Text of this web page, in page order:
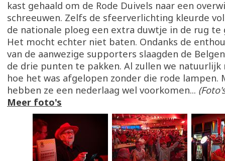
kast gehaald om de Rode Duivels naar een
schreeuwen. Zelfs de sfeerverlichting kleurde
de nationale ploeg een extra duwtje in de rug te
Het mocht echter niet baten. Ondanks de
van de aanwezige supporters slaagden de
de drie punten te pakken. Al zullen we
hoe het was afgelopen zonder die rode lampen.
hebben ze een nederlaag wel voorkomen...
Meer foto's